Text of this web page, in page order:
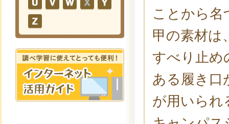
ことから名
甲の素材は
すべり止め
ある履き口
が用いられ